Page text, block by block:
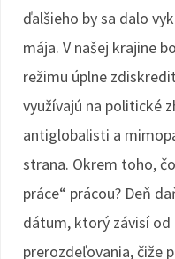
ďalšieho by sa dalo
mája. V našej krajine
režimu úplne
využívajú na politické
antiglobalisti a
strana. Okrem toho,
práce“ prácou? Deň
dátum, ktorý závisí od
prerozdeľovania, čiže